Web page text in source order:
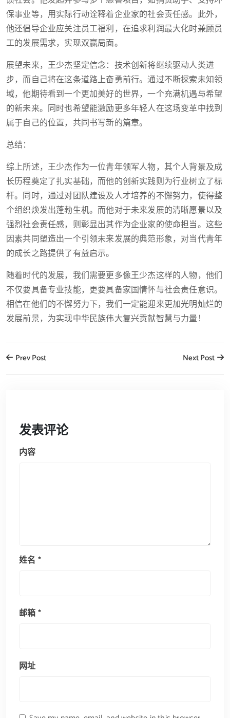
保事业等，用实际行动诠释着企业家的社会责任感。此外，
他还倡导企业应关注员工福利，在追求利润最大化时兼顾员
工的发展需求，实现双赢局面。
展望未来，王少杰坚定信念：技术创新将继续驱动人类进
步，而自己将在这条道路上奋勇前行。通过不断探索未知领
域，他期待看到一个更加美好的世界，一个充满机遇与希望
的新未来。同时也希望能激励更多年轻人在这场变革中找到
属于自己的位置，共同书写新的篇章。
总结：
综上所述，王少杰作为一位青年领军人物，其个人背景及成
长历程奠定了扎实基础，而他的创新实践则为行业树立了标
杆。同时，通过对团队建设及人才培养的不懈努力，使得整
个组织焕发出蓬勃生机。而他对于未来发展的清晰愿景以及
强烈社会责任感，则彰显出其作为企业家的使命担当。这些
因素共同塑造出一个引领未来发展的典范形象，对当代青年
的成长之路提供了有益启示。
随着时代的发展，我们需要更多像王少杰这样的人物，他们
不仅要具备专业技能，更要具备家国情怀与社会责任意识。
相信在他们的不懈努力下，我们一定能迎来更加光明灿烂的
发展前景，为实现中华民族伟大复兴贡献智慧与力量！
Prev Post Next Post
发表评论
内容
姓名 *
邮箱*
网址